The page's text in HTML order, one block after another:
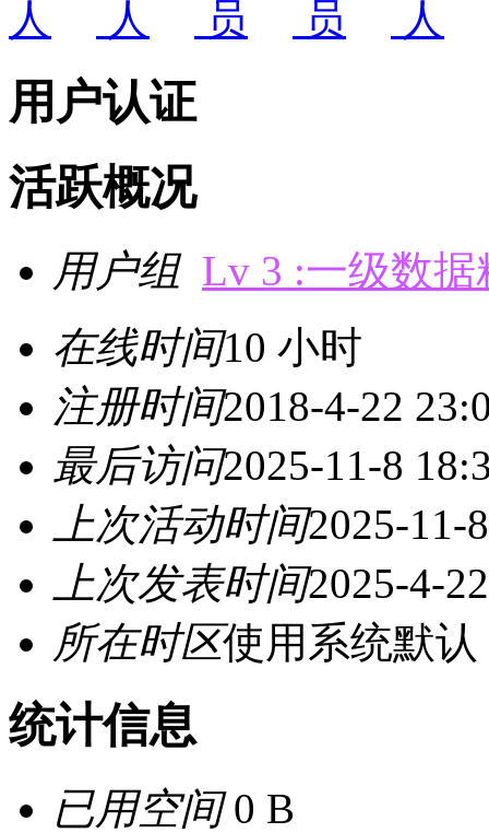
用户认证
活跃概况
用户组 Lv 3 :一级数据
在线时间10 小时
注册时间2018-4-22
最后访问2025-11-8
上次活动时间2025-11-
上次发表时间2025-4-
所在时区使用系统默认
统计信息
已用空间0 B